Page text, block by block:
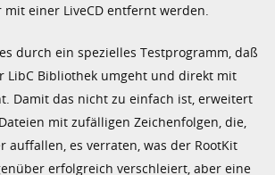
einer LiveCD entfernt werden.
durch ein spezielles Testprogramm, daß
LibC Bibliothek umgeht und direkt mit
Damit das nicht zu einfach ist, erweitert
mit zufälligen Zeichenfolgen, die,
auffallen, es verraten, was der RootKit
erfolgreich verschleiert, aber eine